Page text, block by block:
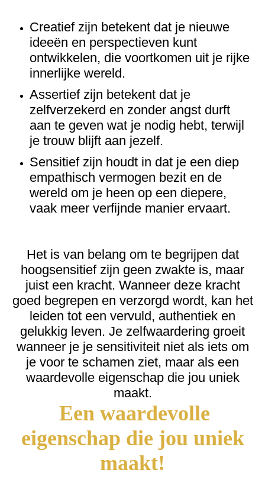
Creatief zijn betekent dat je nieuwe
ideeën en perspectieven kunt
ontwikkelen, die voortkomen uit je rijke
innerlijke wereld.
Assertief zijn betekent dat je
zelfverzekerd en zonder angst durft
aan te geven wat je nodig hebt, terwijl
je trouw blijft aan jezelf.
Sensitief zijn houdt in dat je een diep
empathisch vermogen bezit en de
wereld om je heen op een diepere,
vaak meer verfijnde manier ervaart.
Het is van belang om te begrijpen dat
hoogsensitief zijn geen zwakte is, maar
juist een kracht. Wanneer deze kracht
goed begrepen en verzorgd wordt, kan het
leiden tot een vervuld, authentiek en
gelukkig leven. Je zelfwaardering groeit
wanneer je je sensitiviteit niet als iets om
je voor te schamen ziet, maar als een
waardevolle eigenschap die jou uniek
maakt.
Een waardevolle
eigenschap die jou uniek
maakt!